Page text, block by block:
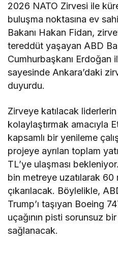
2026 NATO Zirvesi ile
buluşma noktasına ev
Bakanı Hakan Fidan,
tereddüt yaşayan ABD
Cumhurbaşkanı Erdoğan
sayesinde Ankara’daki
duyurdu.
Zirveye katılacak liderlerin
kolaylaştırmak amacıyla
kapsamlı bir yenileme
projeye ayrılan toplam
TL’ye ulaşması
bin metreye uzatılarak
çıkarılacak. Böylelikle,
Trump’ı taşıyan Boeing
uçağının pisti sorunsuz
sağlanacak.